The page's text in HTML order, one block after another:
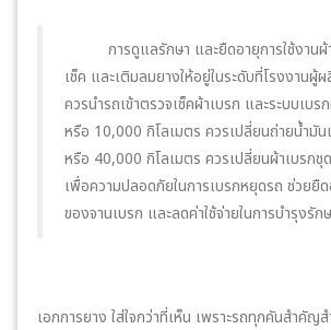
การดูแลรักษา และยืดอายุการใช้งานผ้
เช็ค และเติมลมยางให้อยู่ในระดับที่โรงงาน
ควรนำรถเข้าตรวจเช็คผ้าเบรก และระบบเบ
หรือ 10,000 กิโลเมตร ควรเปลี่ยนถ่ายน้ำมั
หรือ 40,000 กิโลเมตร ควรเปลี่ยนผ้าเบรกชุ
เพื่อความปลอดภัยในการเบรกหยุดรถ ช่วยยืด
ของจานเบรก และลดค่าใช้จ่ายในการบำรุงรั
เอกการยาง ใส่ใจกว่าที่เห็น เพราะรถทุกคันสำคัญส